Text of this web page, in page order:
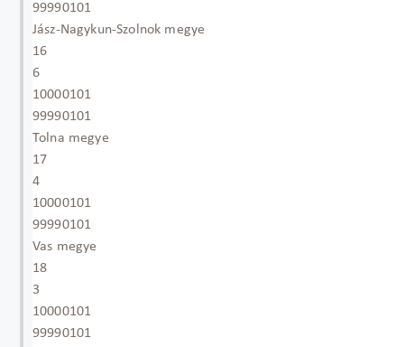
99990101
Jász-Nagykun-Szolnok megye
16
6
10000101
99990101
Tolna megye
17
4
10000101
99990101
Vas megye
18
3
10000101
99990101